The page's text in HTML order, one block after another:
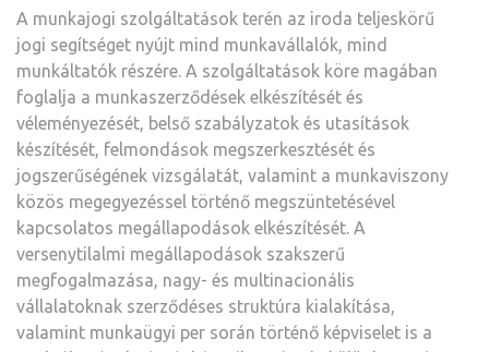
A munkajogi szolgáltatások terén az iroda teljeskörű
jogi segítséget nyújt mind munkavállalók, mind
munkáltatók részére. A szolgáltatások köre magában
foglalja a munkaszerződések elkészítését és
véleményezését, belső szabályzatok és utasítások
készítését, felmondások megszerkesztését és
jogszerűségének vizsgálatát, valamint a munkaviszony
közös megegyezéssel történő megszüntetésével
kapcsolatos megállapodások elkészítését. A
versenytilalmi megállapodások szakszerű
megfogalmazása, nagy- és multinacionális
vállalatoknak szerződéses struktúra kialakítása,
valamint munkaügyi per során történő képviselet is a